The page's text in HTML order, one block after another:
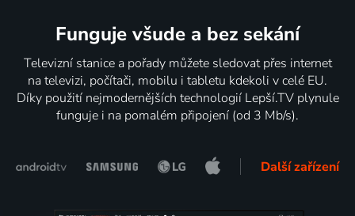
Funguje všude a bez sekání
Televizní stanice a pořady můžete sledovat přes internet
na televizi, počítači, mobilu i tabletu kdekoli v celé EU.
Díky použití nejmodernějších technologií Lepší.TV plynule
funguje i na pomalém připojení (od 3 Mb/s).
Další zařízení